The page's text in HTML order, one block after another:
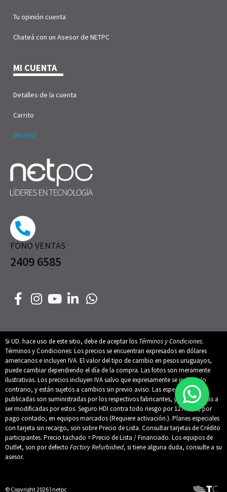
FONO VENTAS
2409 6585
Tu opinión cuenta
Chateá con un Asesor de NETPC
MI CUENTA
Detalles de la cuenta
Carrito
Wishlist
Si UD. hace uso de este sitio, debe de aceptar los Términos y Condiciones.
Términos y Condiciones: Los precios se encuentran expresados en dólares
americanos e incluyen IVA. El valor del tipo de cambio en pesos uruguayos,
puede cambiar dependiendo el día de la compra. Las fotos son meramente
ilustrativas. Los precios incluyen IVA salvo que expresamente se indique lo
contrario, y están sujetos a cambios sin previo aviso. Las especificaciones
publicadas son suministradas por los respectivos fabricantes, y están sujetas a
ser modificadas por estos. Seguro HDI contra todo riesgo por 12 meses, por
pago contado, en equipos marcados (Requiere activación.). Planes especiales
con tarjeta sin recargo, son sobre Precio de Lista. Consultar tarjetas de Crédito
participantes. Precio tachado = Precio de Lista / Financiado. Los equipos de
Outlet, son por defecto Factory Refurbished, si tiene alguna duda, consulte a su
asesor.
© Copyright 2026 | netpc